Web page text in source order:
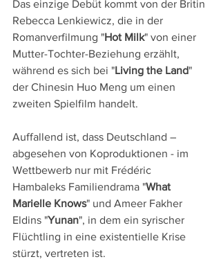
Das einzige Debüt kommt von der Britin
Rebecca Lenkiewicz, die in der
Romanverfilmung "Hot Milk" von einer
Mutter-Tochter-Beziehung erzählt,
während es sich bei "Living the Land"
der Chinesin Huo Meng um einen
zweiten Spielfilm handelt.
Auffallend ist, dass Deutschland –
abgesehen von Koproduktionen - im
Wettbewerb nur mit Frédéric
Hambaleks Familiendrama "What
Marielle Knows" und Ameer Fakher
Eldins "Yunan", in dem ein syrischer
Flüchtling in eine existentielle Krise
stürzt, vertreten ist.